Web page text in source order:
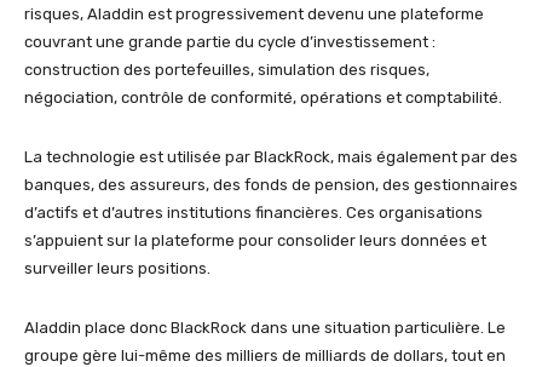
risques, Aladdin est progressivement devenu une plateforme
couvrant une grande partie du cycle d’investissement :
construction des portefeuilles, simulation des risques,
négociation, contrôle de conformité, opérations et comptabilité.
La technologie est utilisée par BlackRock, mais également par des
banques, des assureurs, des fonds de pension, des gestionnaires
d’actifs et d’autres institutions financières. Ces organisations
s’appuient sur la plateforme pour consolider leurs données et
surveiller leurs positions.
Aladdin place donc BlackRock dans une situation particulière. Le
groupe gère lui-même des milliers de milliards de dollars, tout en